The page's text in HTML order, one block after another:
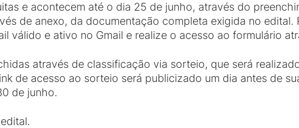
e acontecem até o dia 25 de junho, através do
de anexo, da documentação completa exigida no edital.
válido e ativo no Gmail e realize o acesso ao formulário
através de classificação via sorteio, que será
de acesso ao sorteio será publicizado um dia antes de
de junho.